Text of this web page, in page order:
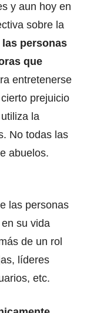
y aun hoy en
sobre la
las personas
que
entretenerse
prejuicio
la
No todas las
abuelos.
las personas
su vida
de un rol
líderes
etc.